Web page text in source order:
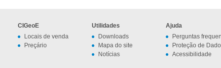
CIGeoE
Locais de venda
Preçário
Utilidades
Downloads
Mapa do site
Notícias
Ajuda
Perguntas
Proteção de
Acessibilidade